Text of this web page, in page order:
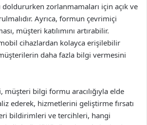
zorlanmamaları için açık ve
Ayrıca, formun çevrimiçi
müşteri katılımını artırabilir.
cihazlardan kolayca erişilebilir
daha fazla bilgi vermesini
müşteri bilgi formu aracılığıyla elde
ederek, hizmetlerini geliştirme fırsatı
bildirimleri ve tercihleri, hangi